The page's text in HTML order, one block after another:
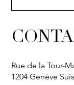
Rue de la Tour-
1204 Genève